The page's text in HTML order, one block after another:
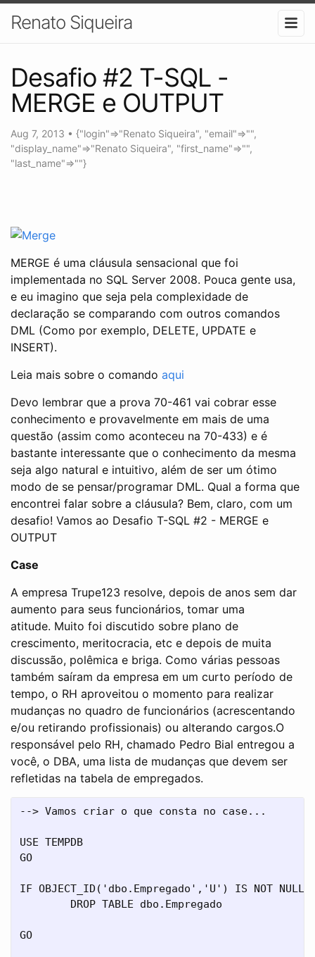
Renato Siqueira
Desafio #2 T-SQL -
MERGE e OUTPUT
Aug 7, 2013 • {"login"=>"Renato Siqueira", "email"=>"",
"display_name"=>"Renato Siqueira", "first_name"=>"",
"last_name"=>""}
MERGE é uma cláusula sensacional que foi
implementada no SQL Server 2008. Pouca gente usa,
e eu imagino que seja pela complexidade de
declaração se comparando com outros comandos
DML (Como por exemplo, DELETE, UPDATE e
INSERT).
Leia mais sobre o comando aqui
Devo lembrar que a prova 70-461 vai cobrar esse
conhecimento e provavelmente em mais de uma
questão (assim como aconteceu na 70-433) e é
bastante interessante que o conhecimento da mesma
seja algo natural e intuitivo, além de ser um ótimo
modo de se pensar/programar DML. Qual a forma que
encontrei falar sobre a cláusula? Bem, claro, com um
desafio! Vamos ao Desafio T-SQL #2 - MERGE e
OUTPUT
Case
A empresa Trupe123 resolve, depois de anos sem dar
aumento para seus funcionários, tomar uma
atitude. Muito foi discutido sobre plano de
crescimento, meritocracia, etc e depois de muita
discussão, polêmica e briga. Como várias pessoas
também saíram da empresa em um curto período de
tempo, o RH aproveitou o momento para realizar
mudanças no quadro de funcionários (acrescentando
e/ou retirando profissionais) ou alterando cargos.O
responsável pelo RH, chamado Pedro Bial entregou a
você, o DBA, uma lista de mudanças que devem ser
refletidas na tabela de empregados.
--> Vamos criar o que consta no case...
USE TEMPDB
GO
IF OBJECT_ID('dbo.Empregado','U') IS NOT NULL
GO